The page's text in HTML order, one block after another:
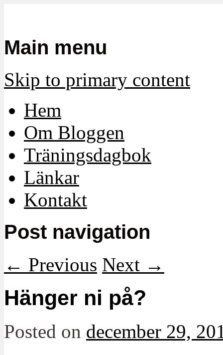
Main menu
Skip to primary content
Hem
Om Bloggen
Träningsdagbok
Länkar
Kontakt
Post navigation
← Previous Next →
Hänger ni på?
Posted on december 29,